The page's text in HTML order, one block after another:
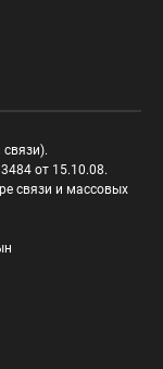
связи).
от 15.10.08.
связи и массовых